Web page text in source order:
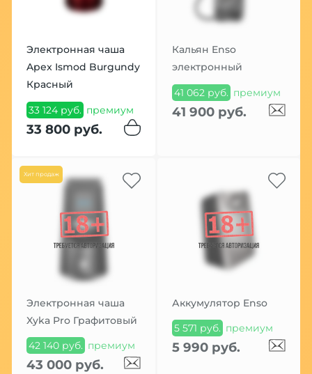
Электронная чаша
Apex Ismod Burgundy
Красный
33 124 руб. премиум
33 800 руб.
Кальян Enso
электронный
41 062 руб. премиум
41 900 руб.
Хит продаж
Электронная чаша
Xyka Pro Графитовый
42 140 руб. премиум
43 000 руб.
Аккумулятор Enso
5 571 руб. премиум
5 990 руб.